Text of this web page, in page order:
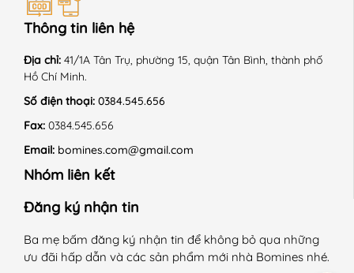
Thông tin liên hệ
Địa chỉ: 41/1A Tân Trụ, phường 15, quận Tân Bình, thành phố
Hồ Chí Minh.
Số điện thoại: 0384.545.656
Fax: 0384.545.656
Email: bomines.com@gmail.com
Nhóm liên kết
Đăng ký nhận tin
Ba mẹ bấm đăng ký nhận tin để không bỏ qua những
ưu đãi hấp dẫn và các sản phẩm mới nhà Bomines nhé.